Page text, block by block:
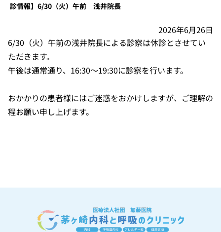
診情報】6/30（火）午前 浅井院長
2026年6月26日
6/30（火）午前の浅井院長による診察は休診とさせてい
ただきます。
午後は通常通り、16:30～19:30に診察を行います。
おかかりの患者様にはご迷惑をおかけしますが、ご理解の
程お願い申し上げます。